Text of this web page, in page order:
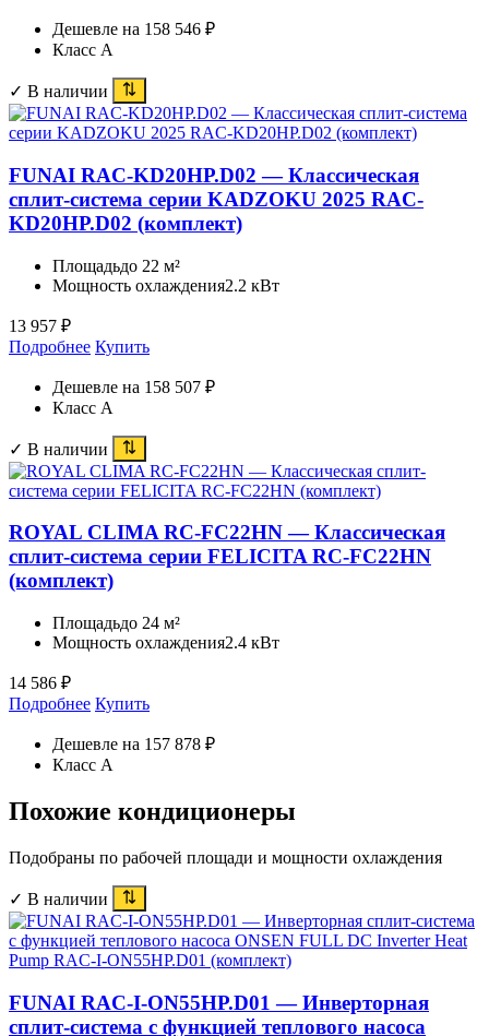
Дешевле на 158 546 ₽
Класс A
✓ В наличии
FUNAI RAC-KD20HP.D02 — Классическая
сплит-система серии KADZOKU 2025 RAC-
KD20HP.D02 (комплект)
Площадьдо 22 м²
Мощность охлаждения2.2 кВт
13 957 ₽
Подробнее Купить
Дешевле на 158 507 ₽
Класс A
✓ В наличии
ROYAL CLIMA RC-FC22HN — Классическая
сплит-система серии FELICITA RC-FC22HN
(комплект)
Площадьдо 24 м²
Мощность охлаждения2.4 кВт
14 586 ₽
Подробнее Купить
Дешевле на 157 878 ₽
Класс A
Похожие кондиционеры
Подобраны по рабочей площади и мощности охлаждения
✓ В наличии
FUNAI RAC-I-ON55HP.D01 — Инверторная
сплит-система с функцией теплового насоса